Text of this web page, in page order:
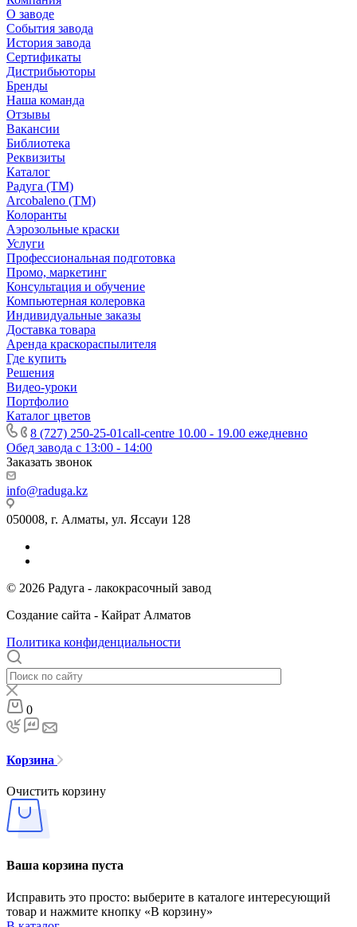
О заводе
События завода
История завода
Сертификаты
Дистрибьюторы
Бренды
Наша команда
Отзывы
Вакансии
Библиотека
Реквизиты
Каталог
Радуга (ТМ)
Arcobaleno (ТМ)
Колоранты
Аэрозольные краски
Услуги
Профессиональная подготовка
Промо, маркетинг
Консультация и обучение
Компьютерная колеровка
Индивидуальные заказы
Доставка товара
Аренда краскораспылителя
Где купить
Решения
Видео-уроки
Портфолио
Каталог цветов
8 (727) 250-25-01call-centre 10.00 - 19.00 ежедневно
Обед завода с 13:00 - 14:00
Заказать звонок
info@raduga.kz
050008, г. Алматы, ул. Яссауи 128
© 2026 Радуга - лакокрасочный завод
Создание сайта - Кайрат Алматов
Политика конфиденциальности
0
Корзина
Очистить корзину
Ваша корзина пуста
Исправить это просто: выберите в каталоге интересующий
товар и нажмите кнопку «В корзину»